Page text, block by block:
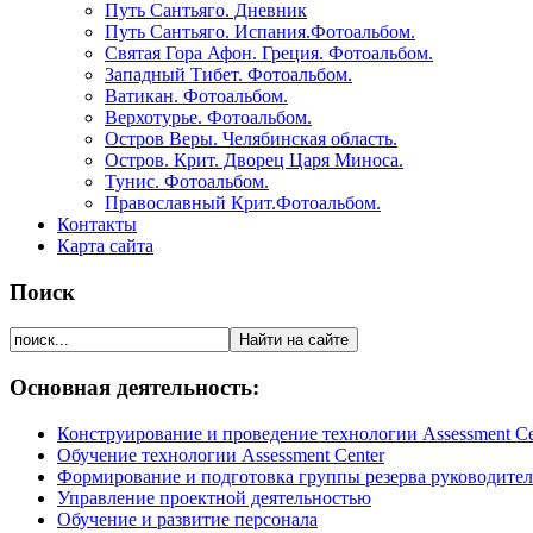
Путь Сантьяго. Дневник
Путь Сантьяго. Испания.Фотоальбом.
Святая Гора Афон. Греция. Фотоальбом.
Западный Тибет. Фотоальбом.
Ватикан. Фотоальбом.
Верхотурье. Фотоальбом.
Остров Веры. Челябинская область.
Остров. Крит. Дворец Царя Миноса.
Тунис. Фотоальбом.
Православный Крит.Фотоальбом.
Контакты
Карта сайта
Поиск
Основная деятельность:
Конструирование и проведение технологии Assessment
Обучение технологии Assessment Center
Формирование и подготовка группы резерва
Управление проектной деятельностью
Обучение и развитие персонала